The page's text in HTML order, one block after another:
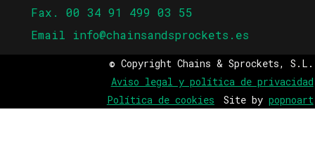
Fax. 00 34 91 499 03 55
Email info@chainsandsprockets.es
© Copyright Chains & Sprockets, S.L.
Aviso legal y política de privacidad
Política de cookies
Site by popnoart